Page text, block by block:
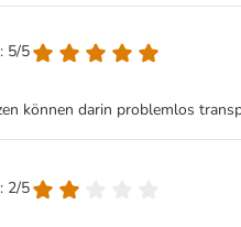
5/5
können darin problemlos
2/5